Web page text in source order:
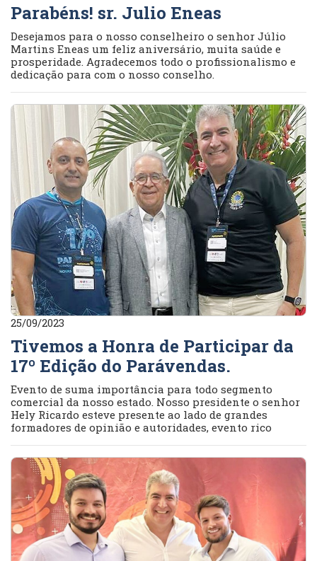
Parabéns! sr. Julio Eneas
Desejamos para o nosso conselheiro o senhor Júlio
Martins Eneas um feliz aniversário, muita saúde e
prosperidade. Agradecemos todo o profissionalismo e
dedicação para com o nosso conselho.
25/09/2023
Tivemos a Honra de Participar da
17º Edição do Parávendas.
Evento de suma importância para todo segmento
comercial da nosso estado. Nosso presidente o senhor
Hely Ricardo esteve presente ao lado de grandes
formadores de opinião e autoridades, evento rico